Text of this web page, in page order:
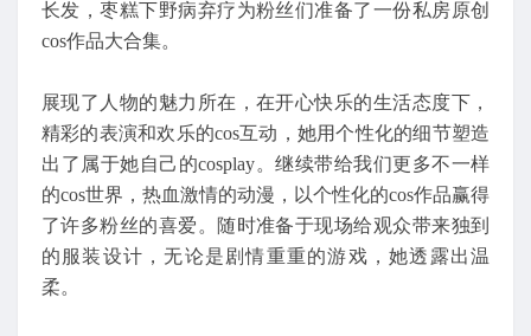
长发，枣糕下野病弃疗为粉丝们准备了一份私房原创
cos作品大合集。
展现了人物的魅力所在，在开心快乐的生活态度下，
精彩的表演和欢乐的cos互动，她用个性化的细节塑造
出了属于她自己的cosplay。继续带给我们更多不一样
的cos世界，热血激情的动漫，以个性化的cos作品赢得
了许多粉丝的喜爱。随时准备于现场给观众带来独到
的服装设计，无论是剧情重重的游戏，她透露出温
柔。